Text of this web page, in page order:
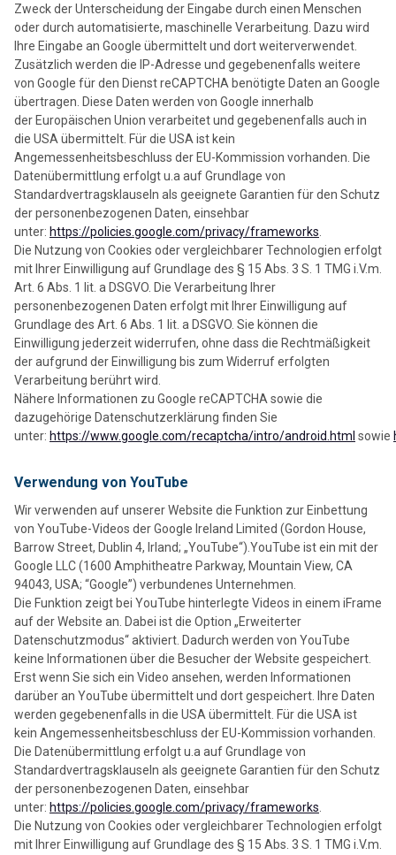
Zweck der Unterscheidung der Eingabe durch einen Menschen
oder durch automatisierte, maschinelle Verarbeitung. Dazu wird
Ihre Eingabe an Google übermittelt und dort weiterverwendet.
Zusätzlich werden die IP-Adresse und gegebenenfalls weitere
von Google für den Dienst reCAPTCHA benötigte Daten an Google
übertragen. Diese Daten werden von Google innerhalb
der Europäischen Union verarbeitet und gegebenenfalls auch in
die USA übermittelt. Für die USA ist kein
Angemessenheitsbeschluss der EU-Kommission vorhanden. Die
Datenübermittlung erfolgt u.a auf Grundlage von
Standardvertragsklauseln als geeignete Garantien für den Schutz
der personenbezogenen Daten, einsehbar
unter: https://policies.google.com/privacy/frameworks.
Die Nutzung von Cookies oder vergleichbarer Technologien erfolgt
mit Ihrer Einwilligung auf Grundlage des § 15 Abs. 3 S. 1 TMG i.V.m.
Art. 6 Abs. 1 lit. a DSGVO. Die Verarbeitung Ihrer
personenbezogenen Daten erfolgt mit Ihrer Einwilligung auf
Grundlage des Art. 6 Abs. 1 lit. a DSGVO. Sie können die
Einwilligung jederzeit widerrufen, ohne dass die Rechtmäßigkeit
der aufgrund der Einwilligung bis zum Widerruf erfolgten
Verarbeitung berührt wird.
Nähere Informationen zu Google reCAPTCHA sowie die
dazugehörige Datenschutzerklärung finden Sie
unter: https://www.google.com/recaptcha/intro/android.html sowie
Verwendung von YouTube
Wir verwenden auf unserer Website die Funktion zur Einbettung
von YouTube-Videos der Google Ireland Limited (Gordon House,
Barrow Street, Dublin 4, Irland; „YouTube“).YouTube ist ein mit der
Google LLC (1600 Amphitheatre Parkway, Mountain View, CA
94043, USA; “Google”) verbundenes Unternehmen.
Die Funktion zeigt bei YouTube hinterlegte Videos in einem iFrame
auf der Website an. Dabei ist die Option „Erweiterter
Datenschutzmodus“ aktiviert. Dadurch werden von YouTube
keine Informationen über die Besucher der Website gespeichert.
Erst wenn Sie sich ein Video ansehen, werden Informationen
darüber an YouTube übermittelt und dort gespeichert. Ihre Daten
werden gegebenenfalls in die USA übermittelt. Für die USA ist
kein Angemessenheitsbeschluss der EU-Kommission vorhanden.
Die Datenübermittlung erfolgt u.a auf Grundlage von
Standardvertragsklauseln als geeignete Garantien für den Schutz
der personenbezogenen Daten, einsehbar
unter: https://policies.google.com/privacy/frameworks.
Die Nutzung von Cookies oder vergleichbarer Technologien erfolgt
mit Ihrer Einwilligung auf Grundlage des § 15 Abs. 3 S. 1 TMG i.V.m.